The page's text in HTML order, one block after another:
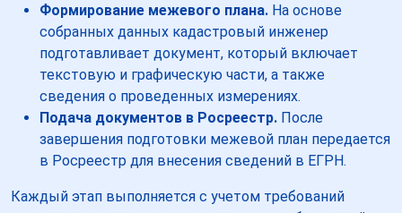
Формирование межевого плана. На основе
собранных данных кадастровый инженер
подготавливает документ, который включает
текстовую и графическую части, а также
сведения о проведенных измерениях.
Подача документов в Росреестр. После
завершения подготовки межевой план передается
в Росреестр для внесения сведений в ЕГРН.
Каждый этап выполняется с учетом требований